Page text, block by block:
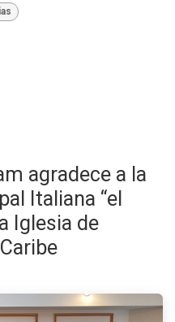
agradece a la
Italiana “el
Iglesia de